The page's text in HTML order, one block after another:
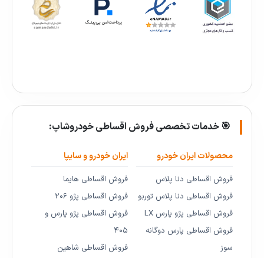
🎯 خدمات تخصصی فروش اقساطی خودروشاپ:
محصولات ایران خودرو
فروش اقساطی دنا پلاس
فروش اقساطی دنا پلاس توربو
فروش اقساطی پژو پارس LX
فروش اقساطی پارس دوگانه
سوز
ایران خودرو و سایپا
فروش اقساطی هایما
فروش اقساطی پژو ۲۰۶
فروش اقساطی پژو پارس و
۴۰۵
فروش اقساطی شاهین